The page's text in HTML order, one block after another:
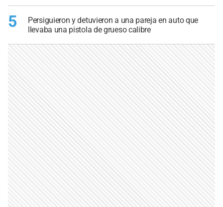
5
Persiguieron y detuvieron a una pareja en auto que
llevaba una pistola de grueso calibre